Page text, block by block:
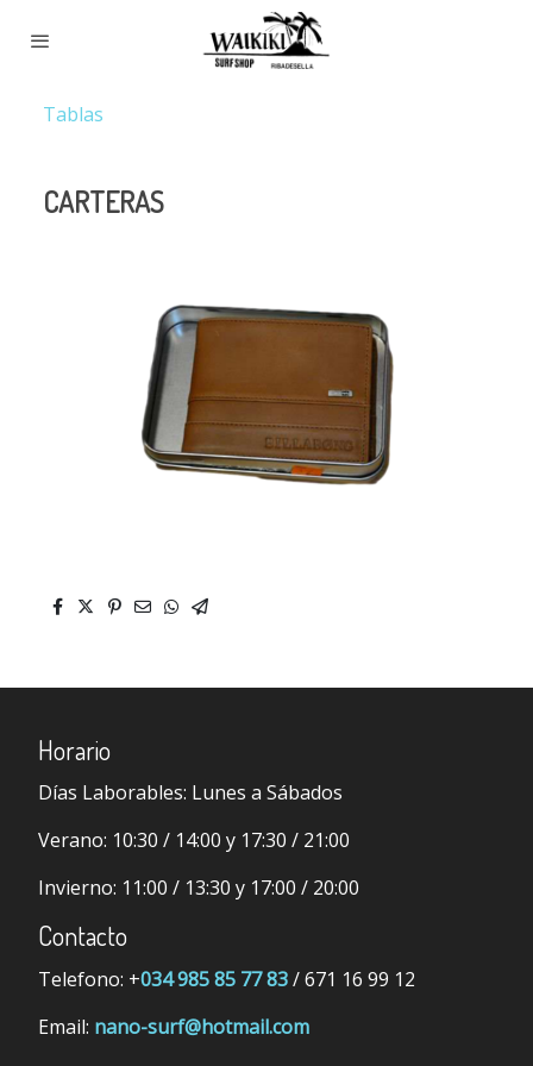
Tablas
CARTERAS
Horario
Días Laborables: Lunes a Sábados
Verano: 10:30 / 14:00 y 17:30 / 21:00
Invierno: 11:00 / 13:30 y 17:00 / 20:00
Contacto
Telefono: +034 985 85 77 83/ 671 16 99 12
Email: nano-surf@hotmail.com